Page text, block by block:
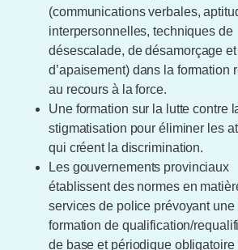
(communications verbales,
interpersonnelles, techniques de
désescalade, de désamorçage et
d’apaisement) dans la formation
au recours à la force.
Une formation sur la lutte contre
stigmatisation pour éliminer les
qui créent la discrimination.
Les gouvernements provinciaux
établissent des normes en
services de police prévoyant une
formation de qualification/
de base et périodique obligatoire